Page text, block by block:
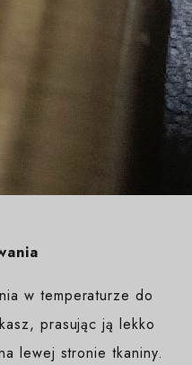
w temperaturze do
prasując ją lekko
lewej stronie tkaniny.